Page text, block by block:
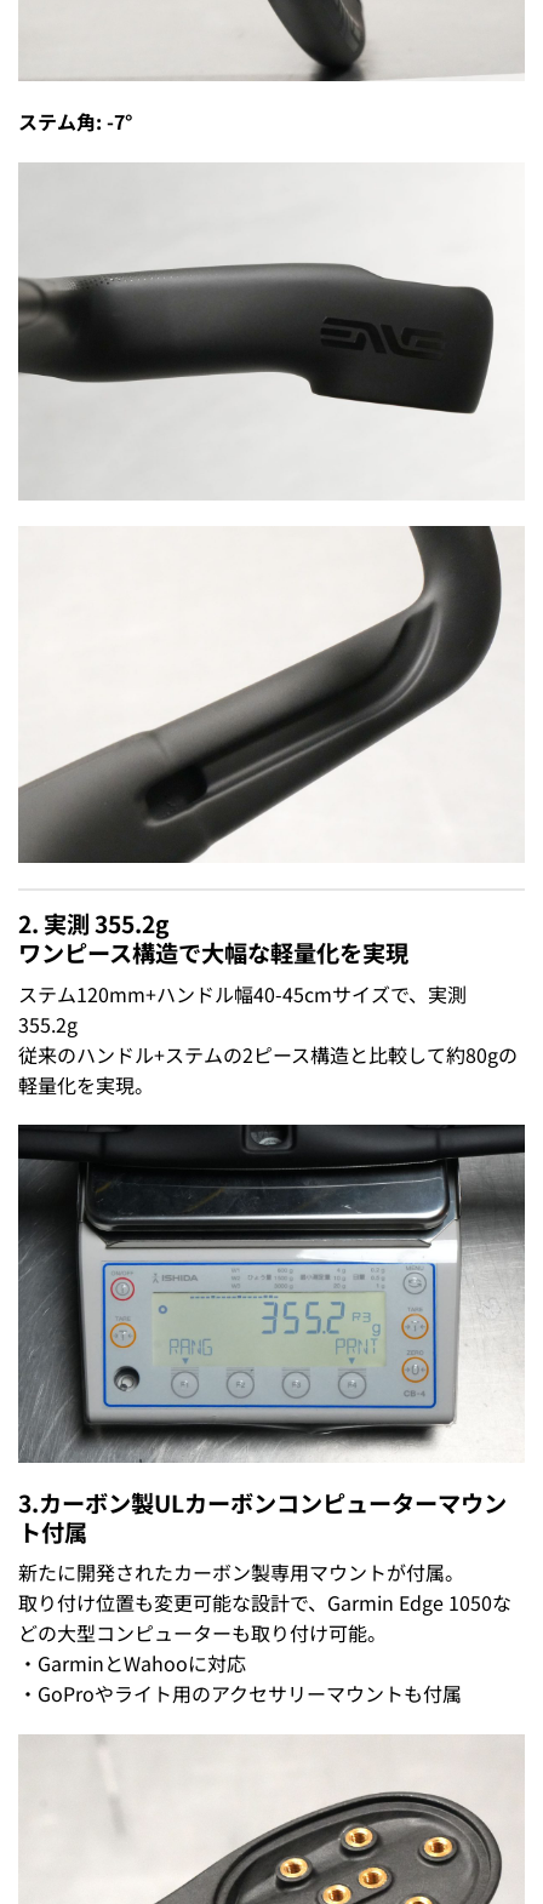
ステム角: -7°
2. 実測 355.2g
ワンピース構造で大幅な軽量化を実現
ステム120mm+ハンドル幅40-45cmサイズで、実測
355.2g
従来のハンドル+ステムの2ピース構造と比較して約80gの
軽量化を実現。
3.カーボン製ULカーボンコンピューターマウン
ト付属
新たに開発されたカーボン製専用マウントが付属。
取り付け位置も変更可能な設計で、Garmin Edge 1050な
どの大型コンピューターも取り付け可能。
・GarminとWahooに対応
・GoProやライト用のアクセサリーマウントも付属